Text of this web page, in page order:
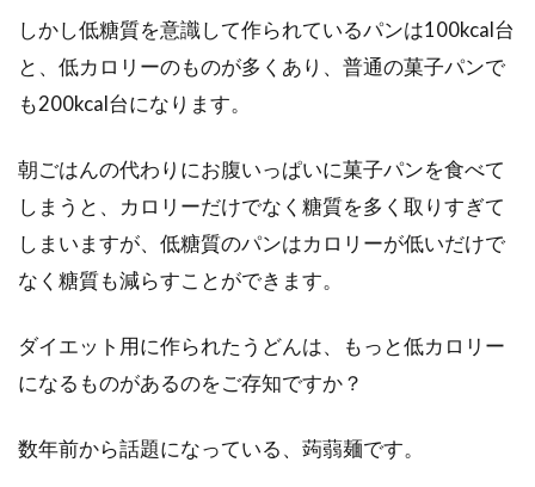
しかし低糖質を意識して作られているパンは100kcal台
と、低カロリーのものが多くあり、普通の菓子パンで
も200kcal台になります。
朝ごはんの代わりにお腹いっぱいに菓子パンを食べて
しまうと、カロリーだけでなく糖質を多く取りすぎて
しまいますが、低糖質のパンはカロリーが低いだけで
なく糖質も減らすことができます。
ダイエット用に作られたうどんは、もっと低カロリー
になるものがあるのをご存知ですか？
数年前から話題になっている、蒟蒻麺です。